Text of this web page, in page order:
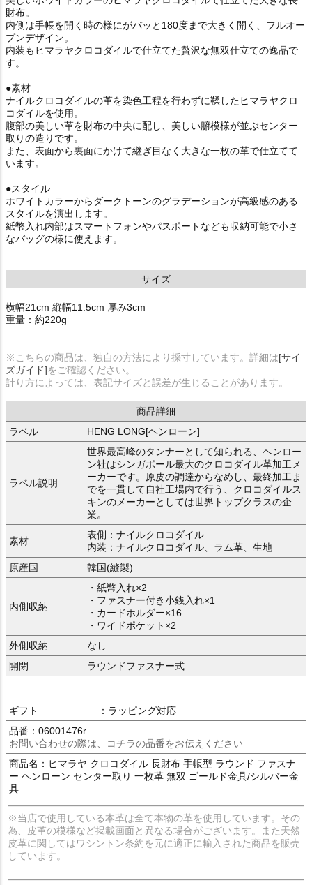
財布。
内側は手帳を開く時の様にがバッと180度まで大きく開く、フルオー
プンデザイン。
内装もヒマラヤクロコダイルで仕立てた贅沢な無双仕立ての逸品で
す。
●素材
ナイルクロコダイルの革を染色工程を行わずに鞣したヒマラヤクロ
コダイルを使用。
腹部の美しい革を財布の中央に配し、美しい腑模様が並ぶセンター
取りの造りです。
また、表面から裏面にかけて継ぎ目なく大きな一枚の革で仕立てて
います。
●スタイル
ホワイトカラーからダークトーンのグラデーションが高級感のある
スタイルを演出します。
紙幣入れ内部はスマートフォンやパスポートなども収納可能で小さ
なバッグの様に使えます。
サイズ
横幅21cm 縦幅11.5cm 厚み3cm
重量：約220g
※こちらの商品は、独自の方法により採寸しています。詳細は[サイ
ズガイド]をご確認ください。
計り方によっては、表記サイズと誤差が生じることがあります。
商品詳細
ラベル
HENG LONG[ヘンローン]
ラベル説明
世界最高峰のタンナーとして知られる、ヘンロー
ン社はシンガポール最大のクロコダイル革加工メ
ーカーです。原皮の調達からなめし、最終加工ま
でを一貫して自社工場内で行う、クロコダイルス
キンのメーカーとしては世界トップクラスの企
業。
素材
表側：ナイルクロコダイル
内装：ナイルクロコダイル、ラム革、生地
原産国
韓国(縫製)
内側収納
・紙幣入れ×2
・ファスナー付き小銭入れ×1
・カードホルダー×16
・ワイドポケット×2
外側収納
なし
開閉
ラウンドファスナー式
ギフト
：ラッピング対応
品番：06001476r
お問い合わせの際は、コチラの品番をお伝えください
商品名：ヒマラヤ クロコダイル 長財布 手帳型 ラウンド ファスナ
ー ヘンローン センター取り 一枚革 無双 ゴールド金具/シルバー金
具
※当店で使用している本革は全て本物の革を使用しています。その
為、皮革の模様など掲載画面と異なる場合がございます。また天然
皮革に関してはワシントン条約を元に適正に輸入された商品を販売
しています。